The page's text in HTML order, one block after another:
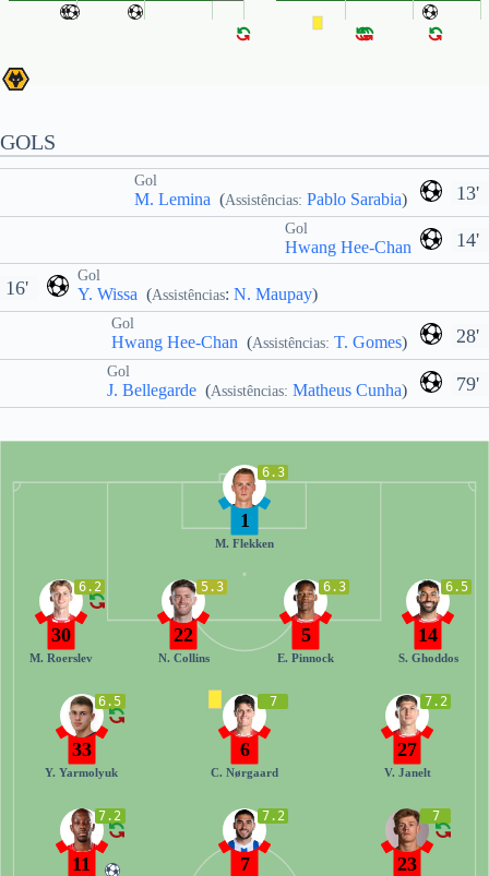
GOLS
13'
Gol
M. Lemina (Assistências: Pablo Sarabia)
14'
Gol
Hwang Hee-Chan
Gol
Y. Wissa (Assistências: N. Maupay)
16'
28'
Gol
Hwang Hee-Chan (Assistências: T. Gomes)
79'
Gol
J. Bellegarde (Assistências: Matheus Cunha)
6.3
1
M. Flekken
6.5
14
S. Ghoddos
6.3
5
E. Pinnock
5.3
22
N. Collins
6.2
30
M. Roerslev
7.2
27
V. Janelt
7
6
C. Nørgaard
6.5
33
Y. Yarmolyuk
7
23
7.2
7
7.2
11